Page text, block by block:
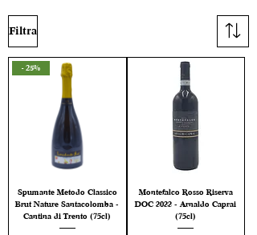
Filtra
- 25%
Spumante Metodo Classico
Brut Nature Santacolomba -
Cantina di Trento (75cl)
Montefalco Rosso Riserva
DOC 2022 - Arnaldo Caprai
(75cl)